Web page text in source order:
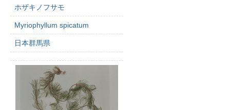
ホザキノフサモ
Myriophyllum spicatum
日本群馬県